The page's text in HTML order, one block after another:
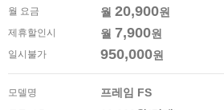
월 요금 월 20,900원
제휴할인시 월 7,900원
일시불가 950,000원
모델명 프레임 FS